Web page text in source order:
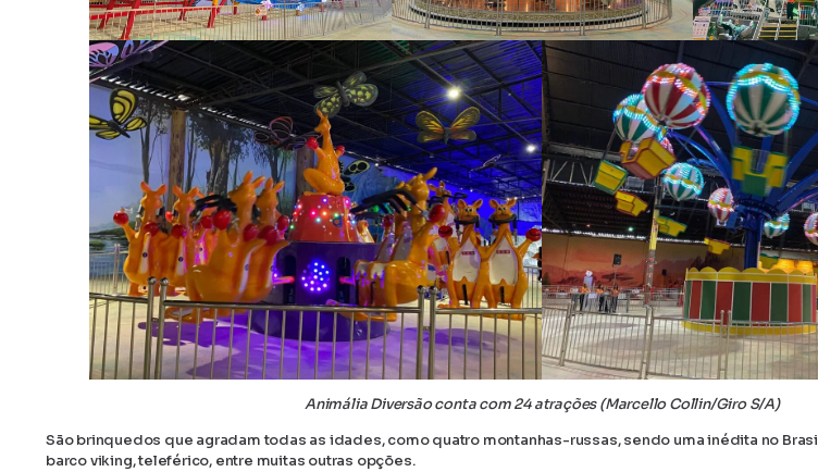
Animália Diversão conta com 24 atrações (Marcello Collin/Giro S/A)
São brinquedos que agradam todas as idades, como quatro montanhas-russas, sendo uma inédita no
barco viking, teleférico, entre muitas outras opções.